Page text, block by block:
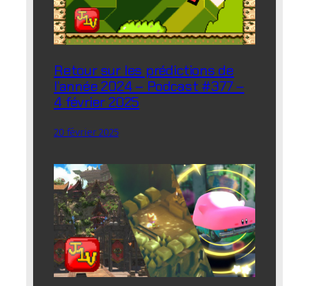
Retour sur les prédictions de
l’année 2024 – Podcast #377 –
4 février 2025
20 février 2025